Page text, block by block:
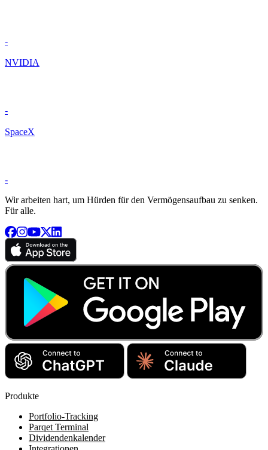
-
NVIDIA
-
SpaceX
-
Wir arbeiten hart, um Hürden für den Vermögensaufbau zu senken.
Für alle.
Produkte
Portfolio-Tracking
Parqet Terminal
Dividendenkalender